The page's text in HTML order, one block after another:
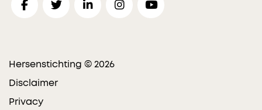
Hersenstichting © 2026
Disclaimer
Privacy